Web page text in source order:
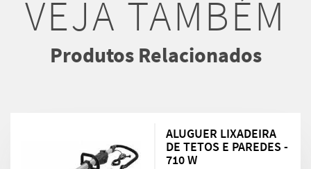
VEJA TAMBÉM
Produtos Relacionados
ALUGUER LIXADEIRA
DE TETOS E PAREDES -
710 W